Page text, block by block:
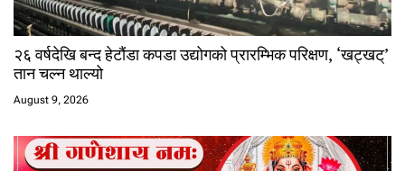
२६ वर्षदेखि बन्द हेटौंडा कपडा उद्योगको प्रारम्भिक परिक्षण, ‘खट्खट्’
तान चल्न थाल्यो
August 9, 2026